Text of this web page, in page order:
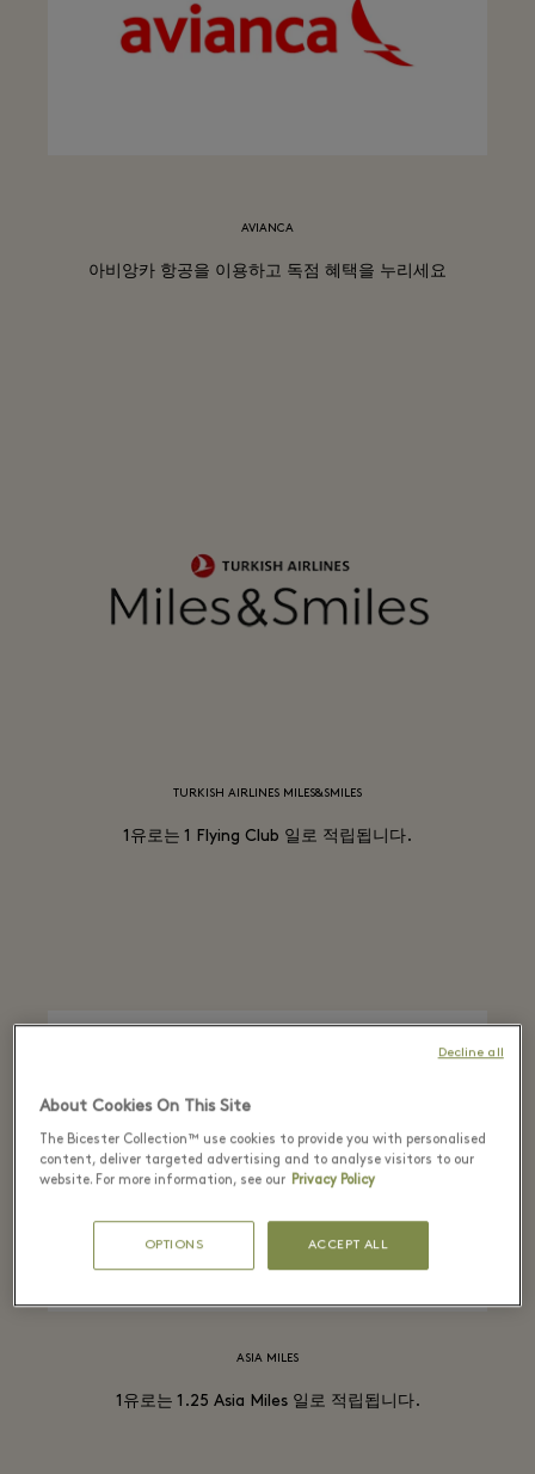
AVIANCA
아비앙카 항공을 이용하고 독점 혜택을 누리세요
TURKISH AIRLINES MILES&SMILES
1유로는 1 Flying Club 일로 적립됩니다.
ASIA MILES
1유로는 1.25 Asia Miles 일로 적립됩니다.
About Cookies On This Site
The Bicester Collection™ use cookies to provide you with personalised
content, deliver targeted advertising and to analyse visitors to our
website. For more information, see our Privacy Policy
OPTIONS ACCEPT ALL
Decline all